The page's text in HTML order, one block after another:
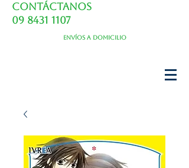
Contáctanos
09 8431 1107
Envíos a domicilio